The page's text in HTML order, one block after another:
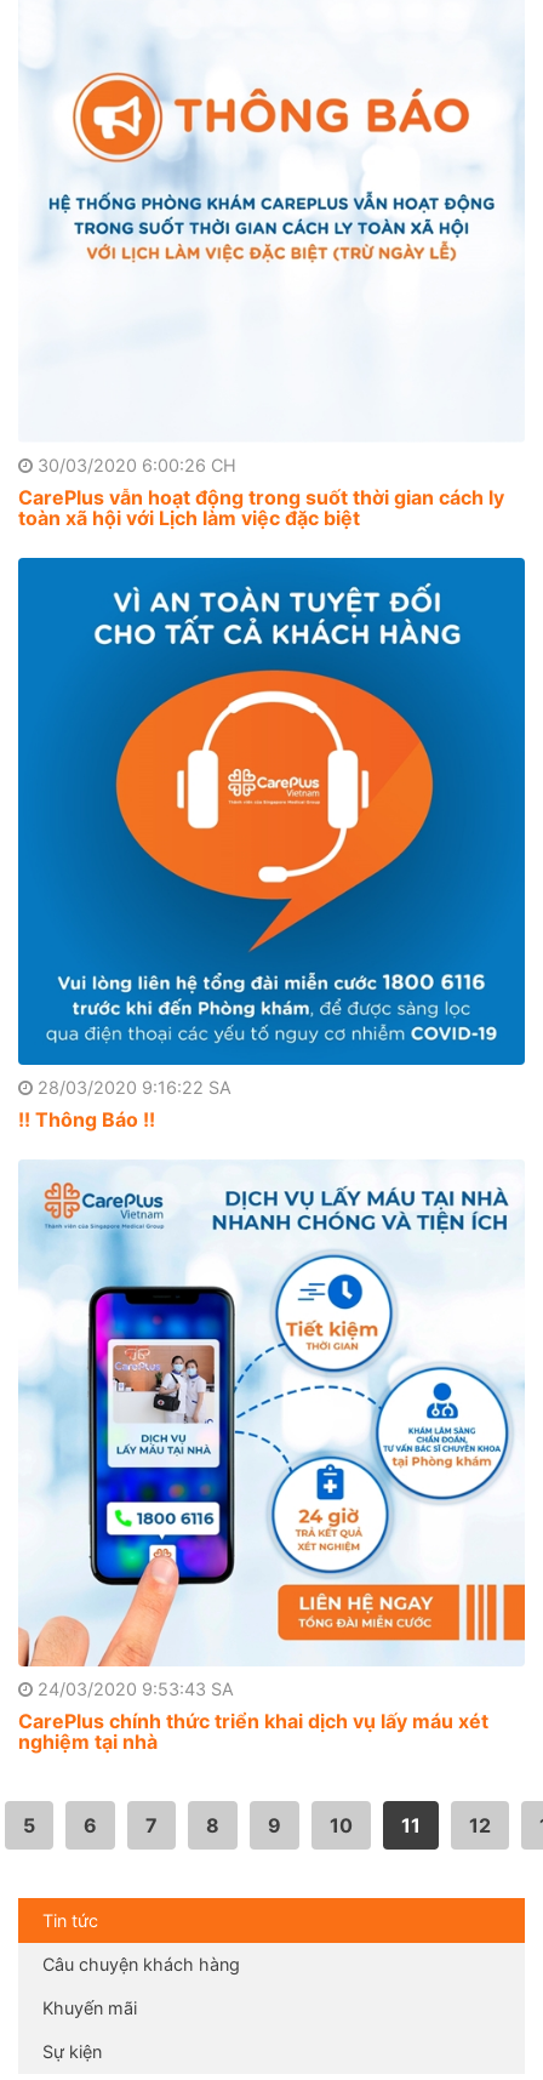
30/03/2020 6:00:26 CH
CarePlus vẫn hoạt động trong suốt thời gian cách ly
toàn xã hội với Lịch làm việc đặc biệt
28/03/2020 9:16:22 SA
!! Thông Báo !!
24/03/2020 9:53:43 SA
CarePlus chính thức triển khai dịch vụ lấy máu xét
nghiệm tại nhà
5 6 7 8 9 10 11 12
Tin tức
Câu chuyện khách hàng
Khuyến mãi
Sự kiện